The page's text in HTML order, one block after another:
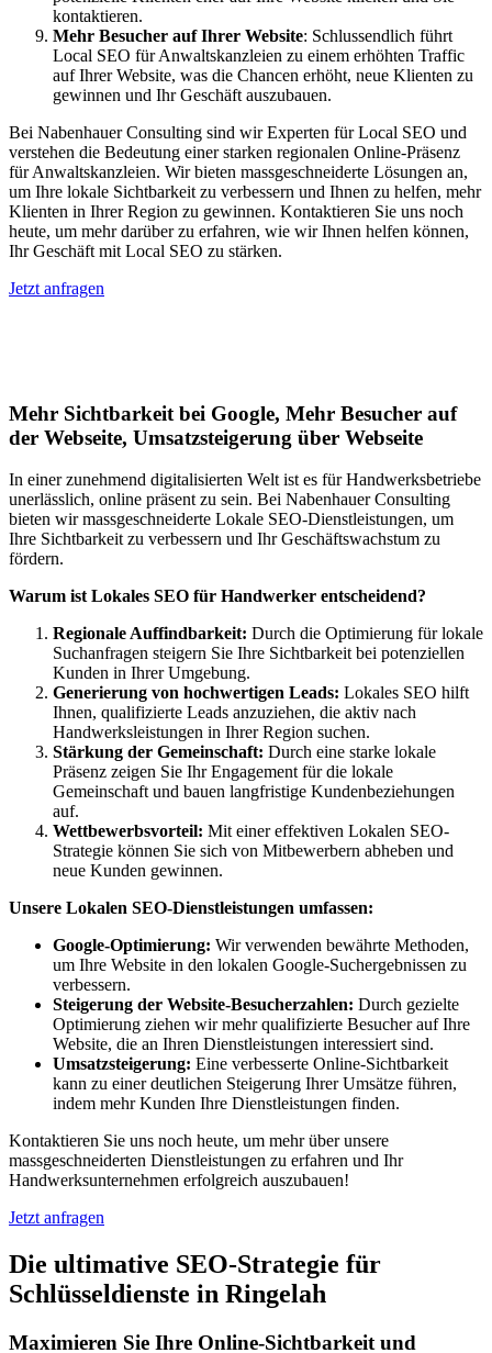
kontaktieren.
Mehr Besucher auf Ihrer Website: Schlussendlich führt
Local SEO für Anwaltskanzleien zu einem erhöhten Traffic
auf Ihrer Website, was die Chancen erhöht, neue Klienten zu
gewinnen und Ihr Geschäft auszubauen.
Bei Nabenhauer Consulting sind wir Experten für Local SEO und
verstehen die Bedeutung einer starken regionalen Online-Präsenz
für Anwaltskanzleien. Wir bieten massgeschneiderte Lösungen an,
um Ihre lokale Sichtbarkeit zu verbessern und Ihnen zu helfen, mehr
Klienten in Ihrer Region zu gewinnen. Kontaktieren Sie uns noch
heute, um mehr darüber zu erfahren, wie wir Ihnen helfen können,
Ihr Geschäft mit Local SEO zu stärken.
Jetzt anfragen
Mehr Sichtbarkeit bei Google, Mehr Besucher auf
der Webseite, Umsatzsteigerung über Webseite
In einer zunehmend digitalisierten Welt ist es für Handwerksbetriebe
unerlässlich, online präsent zu sein. Bei Nabenhauer Consulting
bieten wir massgeschneiderte Lokale SEO-Dienstleistungen, um
Ihre Sichtbarkeit zu verbessern und Ihr Geschäftswachstum zu
fördern.
Warum ist Lokales SEO für Handwerker entscheidend?
Regionale Auffindbarkeit: Durch die Optimierung für lokale
Suchanfragen steigern Sie Ihre Sichtbarkeit bei potenziellen
Kunden in Ihrer Umgebung.
Generierung von hochwertigen Leads: Lokales SEO hilft
Ihnen, qualifizierte Leads anzuziehen, die aktiv nach
Handwerksleistungen in Ihrer Region suchen.
Stärkung der Gemeinschaft: Durch eine starke lokale
Präsenz zeigen Sie Ihr Engagement für die lokale
Gemeinschaft und bauen langfristige Kundenbeziehungen
auf.
Wettbewerbsvorteil: Mit einer effektiven Lokalen SEO-
Strategie können Sie sich von Mitbewerbern abheben und
neue Kunden gewinnen.
Unsere Lokalen SEO-Dienstleistungen umfassen:
Google-Optimierung: Wir verwenden bewährte Methoden,
um Ihre Website in den lokalen Google-Suchergebnissen zu
verbessern.
Steigerung der Website-Besucherzahlen: Durch gezielte
Optimierung ziehen wir mehr qualifizierte Besucher auf Ihre
Website, die an Ihren Dienstleistungen interessiert sind.
Umsatzsteigerung: Eine verbesserte Online-Sichtbarkeit
kann zu einer deutlichen Steigerung Ihrer Umsätze führen,
indem mehr Kunden Ihre Dienstleistungen finden.
Kontaktieren Sie uns noch heute, um mehr über unsere
massgeschneiderten Dienstleistungen zu erfahren und Ihr
Handwerksunternehmen erfolgreich auszubauen!
Jetzt anfragen
Die ultimative SEO-Strategie für
Schlüsseldienste in Ringelah
Maximieren Sie Ihre Online-Sichtbarkeit und